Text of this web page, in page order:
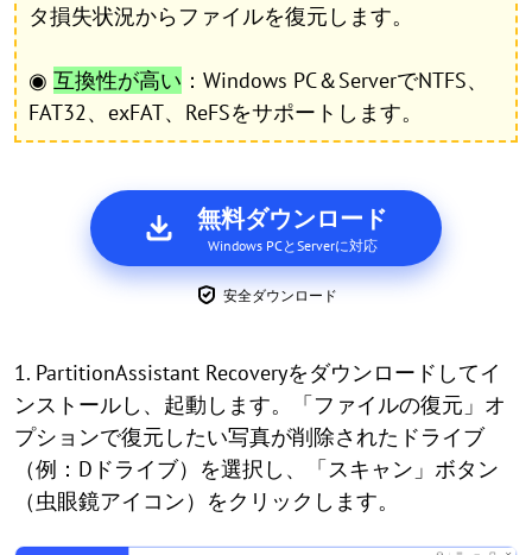
タ損失状況からファイルを復元します。
◉ 互換性が高い ：Windows PC＆ServerでNTFS、
FAT32、exFAT、ReFSをサポートします。
無料ダウンロード
Windows PCとServerに対応
安全ダウンロード
1. PartitionAssistant Recoveryをダウンロードしてイ
ンストールし、起動します。「ファイルの復元」オ
プションで復元したい写真が削除されたドライブ
（例：Dドライブ）を選択し、「スキャン」ボタン
（虫眼鏡アイコン）をクリックします。